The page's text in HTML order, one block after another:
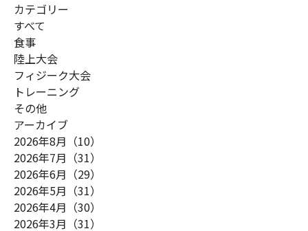
カテゴリー
すべて
食事
陸上大会
フィジーク大会
トレーニング
その他
アーカイブ
2026年8月（10）
2026年7月（31）
2026年6月（29）
2026年5月（31）
2026年4月（30）
2026年3月（31）